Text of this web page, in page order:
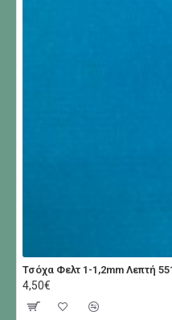
Τσόχα Φελτ 1-1,2mm Λεπτή
4,50€